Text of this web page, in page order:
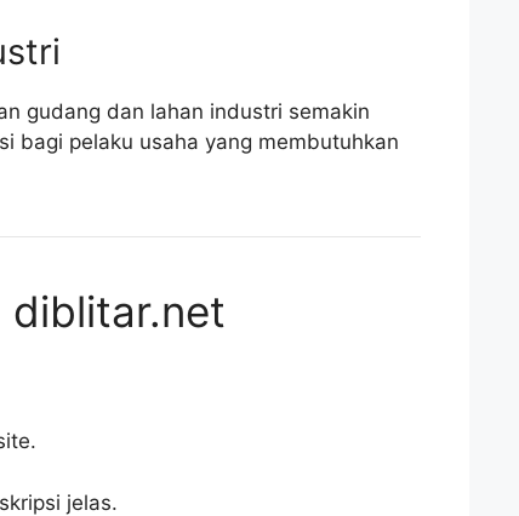
gudang dan lahan industri semakin
bagi pelaku usaha yang membutuhkan
diblitar.net
jelas.